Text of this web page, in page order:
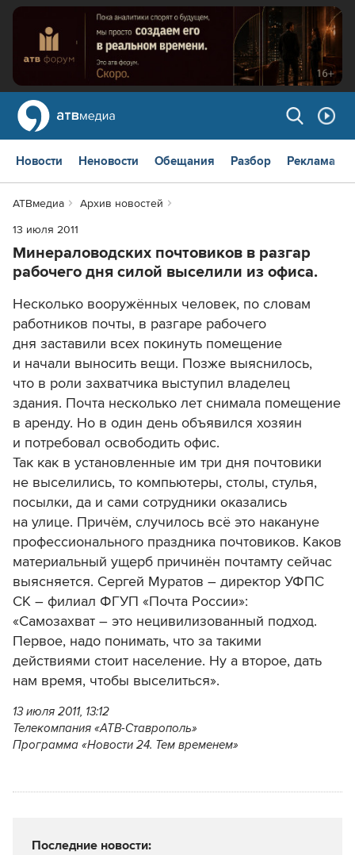
Новости Неновости Обещания Разбор Реклама
АТВмедиа
Архив новостей
13 июля 2011
Минераловодских почтовиков в разгар
рабочего дня силой выселили из офиса.
Несколько вооружённых человек, по словам
работников почты, в разгаре рабочего
дня заставили всех покинуть помещение
и начали выносить вещи. Позже выяснилось,
что в роли захватчика выступил владелец
здания. Почта несколько лет снимала помещение
в аренду. Но в один день объявился хозяин
и потребовал освободить офис.
Так как в установленные им три дня почтовики
не выселились, то компьютеры, столы, стулья,
посылки, да и сами сотрудники оказались
на улице. Причём, случилось всё это накануне
профессионального праздника почтовиков. Каков
материальный ущерб причинён почтамту сейчас
выясняется. Сергей Муратов – директор УФПС
СК – филиал ФГУП «Почта России»:
«Самозахват – это нецивилизованный подход.
Первое, надо понимать, что за такими
действиями стоит население. Ну а второе, дать
нам время, чтобы выселиться».
13 июля 2011, 13:12
Телекомпания «АТВ-Ставрополь»
Программа «Новости 24. Тем временем»
Последние новости: